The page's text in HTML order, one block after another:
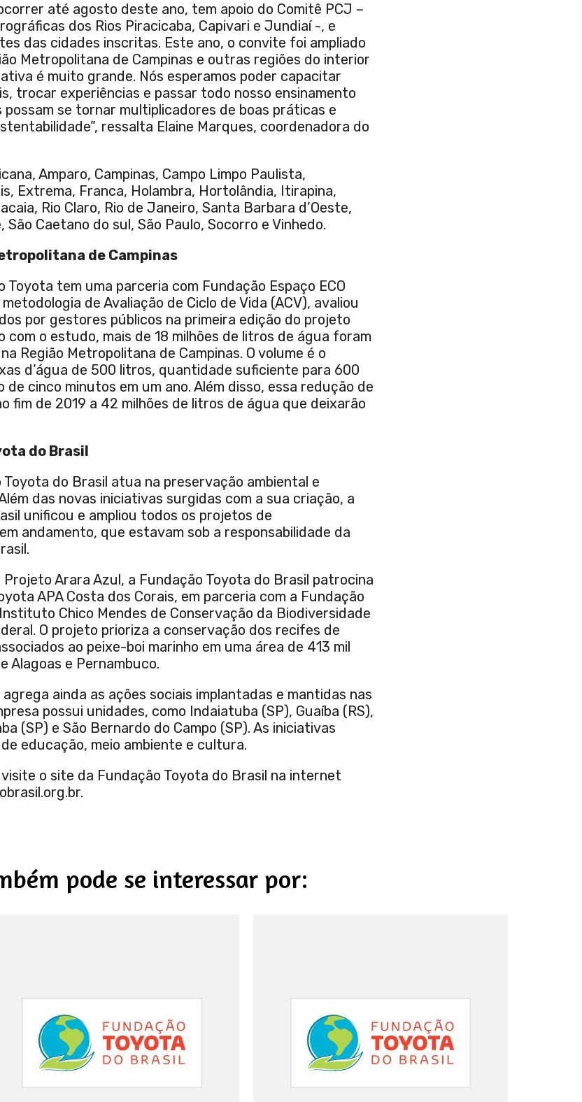
até agosto deste ano, tem apoio do Comitê PCJ –
dos Rios Piracicaba, Capivari e Jundiaí -, e
das cidades inscritas. Este ano, o convite foi ampliado
Metropolitana de Campinas e outras regiões do interior
é muito grande. Nós esperamos poder capacitar
trocar experiências e passar todo nosso ensinamento
possam se tornar multiplicadores de boas práticas e
ressalta Elaine Marques, coordenadora do
Amparo, Campinas, Campo Limpo Paulista,
Extrema, Franca, Holambra, Hortolândia, Itirapina,
Rio Claro, Rio de Janeiro, Santa Barbara d’Oeste,
Caetano do sul, São Paulo, Socorro e Vinhedo.
de Campinas
Toyota tem uma parceria com Fundação Espaço ECO
de Avaliação de Ciclo de Vida (ACV), avaliou
por gestores públicos na primeira edição do projeto
com o estudo, mais de 18 milhões de litros de água foram
Região Metropolitana de Campinas. O volume é o
d’água de 500 litros, quantidade suficiente para 600
de cinco minutos em um ano. Além disso, essa redução de
fim de 2019 a 42 milhões de litros de água que deixarão
do Brasil
Toyota do Brasil atua na preservação ambiental e
das novas iniciativas surgidas com a sua criação, a
unificou e ampliou todos os projetos de
andamento, que estavam sob a responsabilidade da
Projeto Arara Azul, a Fundação Toyota do Brasil patrocina
APA Costa dos Corais, em parceria com a Fundação
Chico Mendes de Conservação da Biodiversidade
O projeto prioriza a conservação dos recifes de
ao peixe-boi marinho em uma área de 413 mil
Alagoas e Pernambuco.
ainda as ações sociais implantadas e mantidas nas
possui unidades, como Indaiatuba (SP), Guaíba (RS),
(SP) e São Bernardo do Campo (SP). As iniciativas
educação, meio ambiente e cultura.
o site da Fundação Toyota do Brasil na internet
pode se interessar por: